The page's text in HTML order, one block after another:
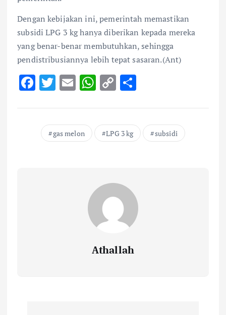
Dengan kebijakan ini, pemerintah memastikan
subsidi LPG 3 kg hanya diberikan kepada mereka
yang benar-benar membutuhkan, sehingga
pendistribusiannya lebih tepat sasaran.(Ant)
F
e
b
T
it
te
r
E
ai
l
W
at
s
A
p
C
p
y
Li
k
ar
e
gas melon LPG 3 kg subsidi
Athallah